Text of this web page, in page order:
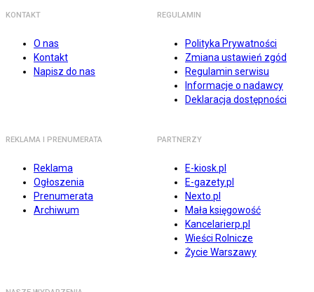
KONTAKT
O nas
Kontakt
Napisz do nas
REGULAMIN
Polityka Prywatności
Zmiana ustawień zgód
Regulamin serwisu
Informacje o nadawcy
Deklaracja dostępności
REKLAMA I PRENUMERATA
Reklama
Ogłoszenia
Prenumerata
Archiwum
PARTNERZY
E-kiosk.pl
E-gazety.pl
Nexto.pl
Mała księgowość
Kancelarierp.pl
Wieści Rolnicze
Życie Warszawy